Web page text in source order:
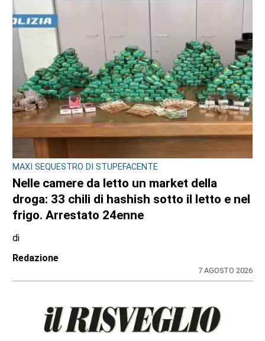
MAXI SEQUESTRO DI STUPEFACENTE
Nelle camere da letto un market della
droga: 33 chili di hashish sotto il letto e nel
frigo. Arrestato 24enne
di
Redazione
7 AGOSTO 2026